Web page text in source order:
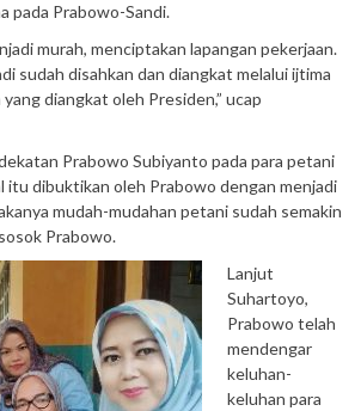
pada Prabowo-Sandi.
murah, menciptakan lapangan pekerjaan.
sudah disahkan dan diangkat melalui ijtima
diangkat oleh Presiden,” ucap
Prabowo Subiyanto pada para petani
itu dibuktikan oleh Prabowo dengan menjadi
mudah-mudahan petani sudah semakin
Prabowo.
Lanjut
Suhartoyo,
Prabowo telah
mendengar
keluhan-
keluhan para